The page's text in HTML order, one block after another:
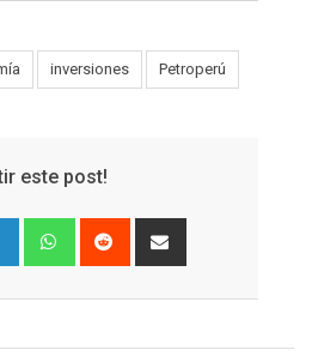
inversiones Petroperú
este post!
LinkedInWhatsapp
Reddit
via